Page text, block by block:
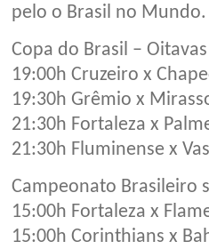
pelo o Brasil no Mundo.
Copa do Brasil –
19:00h Cruzeiro x
19:30h Grêmio x
21:30h Fortaleza x
21:30h Fluminense x
Campeonato Brasileiro
15:00h Fortaleza x
15:00h Corinthians x